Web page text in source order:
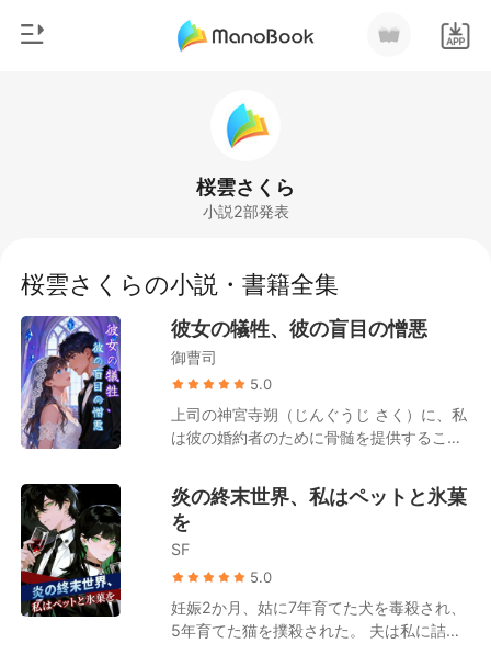
検索
恋愛
御曹司
マフィア
月ランキング
短編傑作
桜雲さくら
小説2部発表
桜雲さくらの小説・書籍全集
彼女の犠牲、彼の盲目の憎悪
御曹司
5.0
上司の神宮寺朔（じんぐうじ さく）に、私
は彼の婚約者のために骨髄を提供すること
怖がったからだ。 7年間、私は幼馴染だっ
た男のアシスタントを務めてきた。 今では
私を憎悪する、その男の。 でも、彼の婚約
者、姫川玲奈（ひめかわ れいな）が欲しが
ったのは、私の骨髄だけじゃなかった。 彼
女は、私に消えてほしかった。 彼女は私
に、5億円の贈答品を破壊した濡れ衣を着
せた。 朔は私に、砕けたクリスタルの破片
炎の終末世界、私はペットと氷菓
を
SF
5.0
妊娠2か月、姑に7年育てた犬を毒殺され、
5年育てた猫を撲殺された。 夫は私に詰め